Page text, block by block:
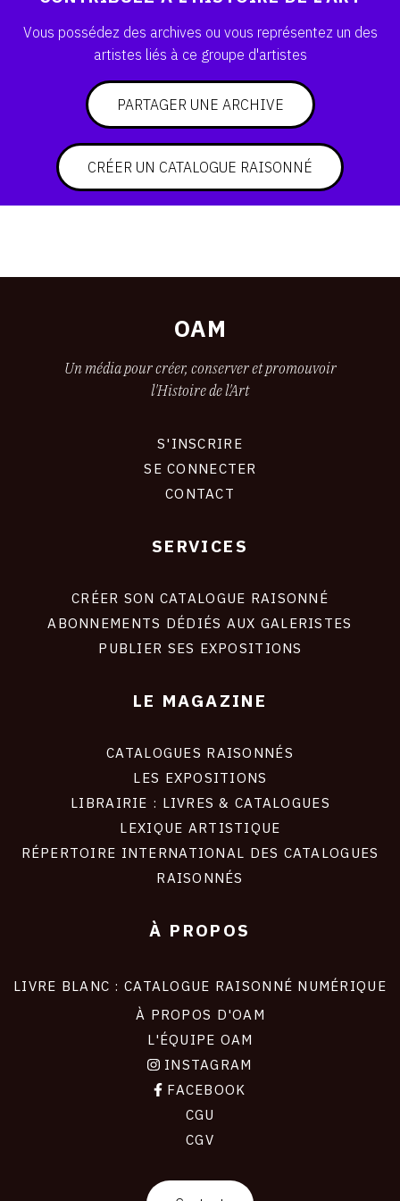
CRÉER SON CATALOGUE RAISONNÉ
ABONNEMENTS DÉDIÉS AUX GALERISTES
CRÉER SON SITE ARTISTE
CRÉER SON CATALOGUE D'EXPO
PUBLIER SES EXPOSITIONS
À PROPOS D'OAM
CGU
CGV
INSTAGRAM
FACEBOOK
Vous possédez des archives ou vous représentez un des
artistes liés à ce groupe d'artistes
PARTAGER UNE ARCHIVE
CRÉER UN CATALOGUE RAISONNÉ
OAM
Un média pour créer, conserver et promouvoir
l'Histoire de l'Art
S'INSCRIRE
SE CONNECTER
CONTACT
SERVICES
CRÉER SON CATALOGUE RAISONNÉ
ABONNEMENTS DÉDIÉS AUX GALERISTES
PUBLIER SES EXPOSITIONS
LE MAGAZINE
CATALOGUES RAISONNÉS
LES EXPOSITIONS
LIBRAIRIE : LIVRES & CATALOGUES
LEXIQUE ARTISTIQUE
RÉPERTOIRE INTERNATIONAL DES CATALOGUES
RAISONNÉS
À PROPOS
LIVRE BLANC : CATALOGUE RAISONNÉ NUMÉRIQUE
À PROPOS D'OAM
L'ÉQUIPE OAM
INSTAGRAM
FACEBOOK
CGU
CGV